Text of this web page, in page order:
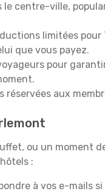
centre-ville,
limitées pour
que vous payez.
pour
aux
ou un moment
:
à vos e-mails si